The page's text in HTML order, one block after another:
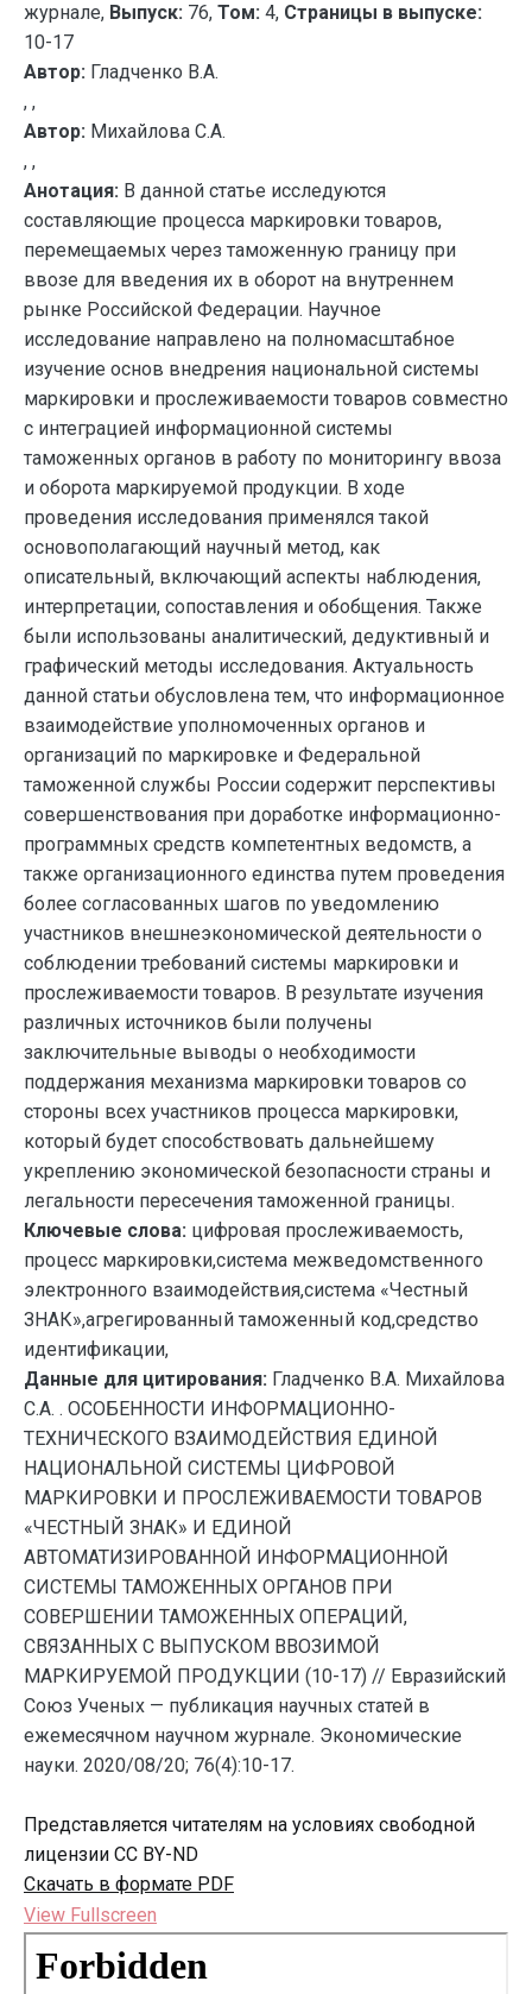
журнале, Выпуск: 76, Том: 4, Страницы в выпуске:
10-17
Автор: Гладченко В.А.
, ,
Автор: Михайлова С.А.
, ,
Анотация: В данной статье исследуются
составляющие процесса маркировки товаров,
перемещаемых через таможенную границу при
ввозе для введения их в оборот на внутреннем
рынке Российской Федерации. Научное
исследование направлено на полномасштабное
изучение основ внедрения национальной системы
маркировки и прослеживаемости товаров совместно
с интеграцией информационной системы
таможенных органов в работу по мониторингу ввоза
и оборота маркируемой продукции. В ходе
проведения исследования применялся такой
основополагающий научный метод, как
описательный, включающий аспекты наблюдения,
интерпретации, сопоставления и обобщения. Также
были использованы аналитический, дедуктивный и
графический методы исследования. Актуальность
данной статьи обусловлена тем, что информационное
взаимодействие уполномоченных органов и
организаций по маркировке и Федеральной
таможенной службы России содержит перспективы
совершенствования при доработке информационно-
программных средств компетентных ведомств, а
также организационного единства путем проведения
более согласованных шагов по уведомлению
участников внешнеэкономической деятельности о
соблюдении требований системы маркировки и
прослеживаемости товаров. В результате изучения
различных источников были получены
заключительные выводы о необходимости
поддержания механизма маркировки товаров со
стороны всех участников процесса маркировки,
который будет способствовать дальнейшему
укреплению экономической безопасности страны и
легальности пересечения таможенной границы.
Ключевые слова: цифровая прослеживаемость,
процесс маркировки,система межведомственного
электронного взаимодействия,система «Честный
ЗНАК»,агрегированный таможенный код,средство
идентификации,
Данные для цитирования: Гладченко В.А. Михайлова
С.А. . ОСОБЕННОСТИ ИНФОРМАЦИОННО-
ТЕХНИЧЕСКОГО ВЗАИМОДЕЙСТВИЯ ЕДИНОЙ
НАЦИОНАЛЬНОЙ СИСТЕМЫ ЦИФРОВОЙ
МАРКИРОВКИ И ПРОСЛЕЖИВАЕМОСТИ ТОВАРОВ
«ЧЕСТНЫЙ ЗНАК» И ЕДИНОЙ
АВТОМАТИЗИРОВАННОЙ ИНФОРМАЦИОННОЙ
СИСТЕМЫ ТАМОЖЕННЫХ ОРГАНОВ ПРИ
СОВЕРШЕНИИ ТАМОЖЕННЫХ ОПЕРАЦИЙ,
СВЯЗАННЫХ С ВЫПУСКОМ ВВОЗИМОЙ
МАРКИРУЕМОЙ ПРОДУКЦИИ (10-17) // Евразийский
Союз Ученых — публикация научных статей в
ежемесячном научном журнале. Экономические
науки. 2020/08/20; 76(4):10-17.
Представляется читателям на условиях свободной
лицензии CC BY-ND
Скачать в формате PDF
View Fullscreen
Перейти